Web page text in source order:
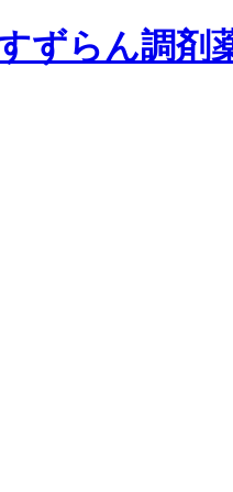
ずらん調剤